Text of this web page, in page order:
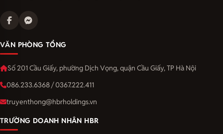
VĂN PHÒNG TỔNG
Số 201 Cầu Giấy, phường Dịch Vọng, quận Cầu Giấy, TP Hà Nội
086.233.6368 / 0367.222.411
truyenthong@hbrholdings.vn
TRƯỜNG DOANH NHÂN HBR